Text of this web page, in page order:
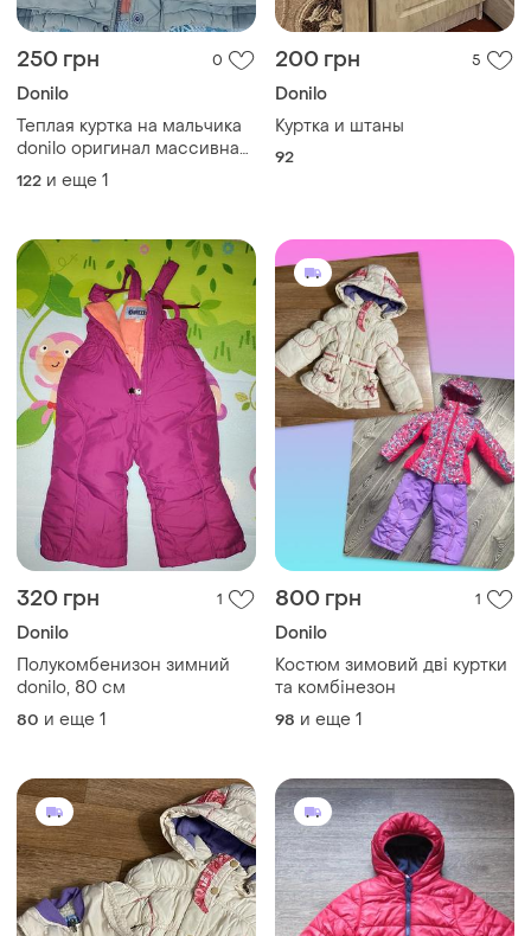
250 грн 0
Donilo
Теплая куртка на мальчика
donilo оригинал массивная
на упитоного мальчика для
двора
122 и еще 1
200 грн 5
Donilo
Куртка и штаны
92
320 грн 1
Donilo
Полукомбенизон зимний
donilo, 80 см
80 и еще 1
800 грн 1
Donilo
Костюм зимовий дві куртки
та комбінезон
98 и еще 1